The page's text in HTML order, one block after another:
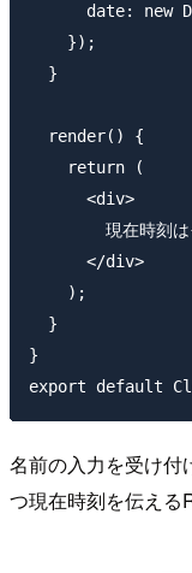
date: new
    });
  }
  render() {
    return (
      <div>
現在時刻
      </div>
    );
  }
}
名前の入力を受け付
つ現在時刻を伝える